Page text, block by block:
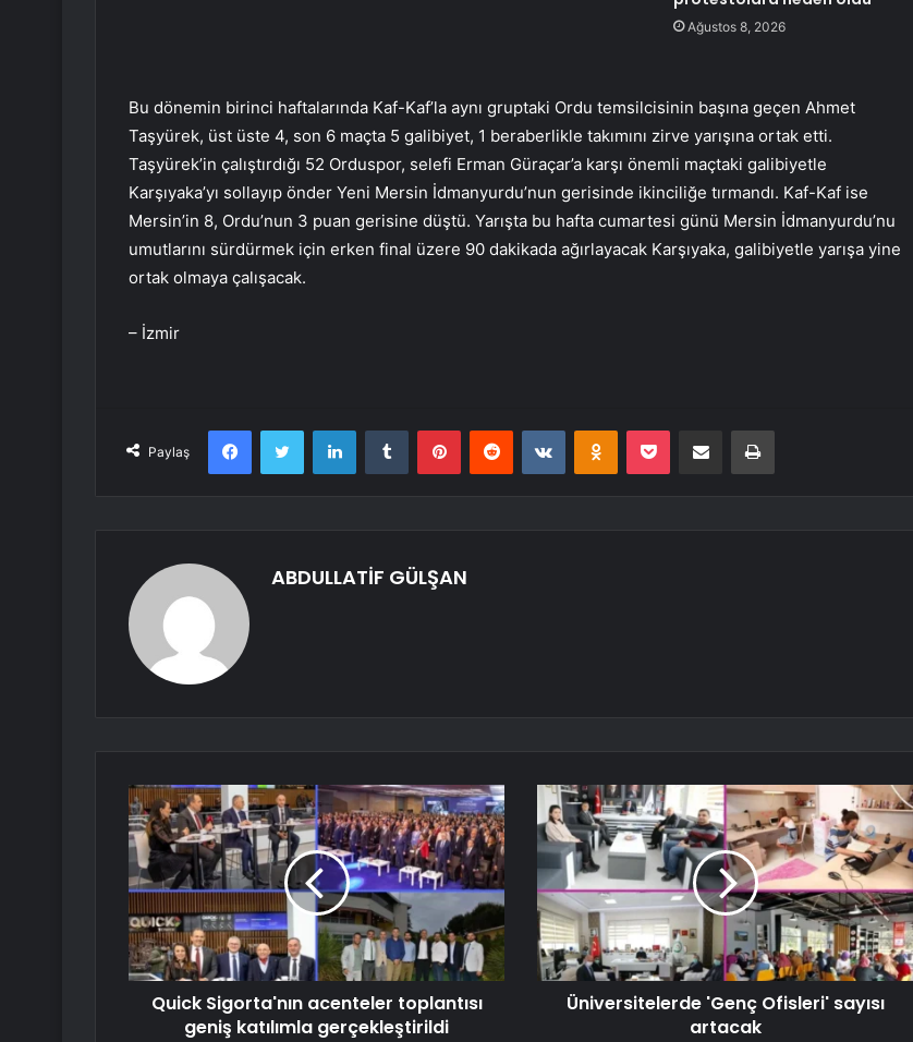
Ağustos 8, 2026
Bu dönemin birinci haftalarında Kaf-Kaf’la aynı gruptaki Ordu temsilcisinin başına geçen Ahmet
Taşyürek, üst üste 4, son 6 maçta 5 galibiyet, 1 beraberlikle takımını zirve yarışına ortak etti.
Taşyürek’in çalıştırdığı 52 Orduspor, selefi Erman Güraçar’a karşı önemli maçtaki galibiyetle
Karşıyaka’yı sollayıp önder Yeni Mersin İdmanyurdu’nun gerisinde ikinciliğe tırmandı. Kaf-Kaf ise
Mersin’in 8, Ordu’nun 3 puan gerisine düştü. Yarışta bu hafta cumartesi günü Mersin İdmanyurdu’nu
umutlarını sürdürmek için erken final üzere 90 dakikada ağırlayacak Karşıyaka, galibiyetle yarışa yine
ortak olmaya çalışacak.
– İzmir
Paylaş
FacebookTwitter LinkedInTumblr PinterestReddit VKontakteOdnoklassniki
Pocket E-Posta ile paylaş Yazdır
ABDULLATİF GÜLŞAN
Quick Sigorta'nın acenteler toplantısı
geniş katılımla gerçekleştirildi
Üniversitelerde 'Genç Ofisleri' sayısı
artacak